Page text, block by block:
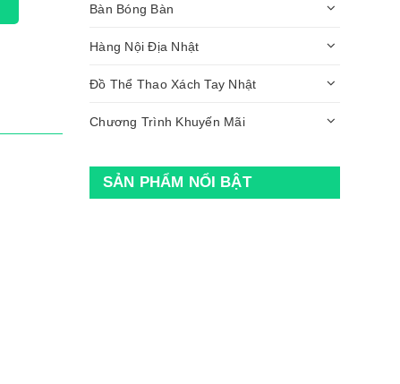
Bàn Bóng Bàn
Hàng Nội Địa Nhật
Đồ Thể Thao Xách Tay Nhật
Chương Trình Khuyến Mãi
SẢN PHẨM NỔI BẬT